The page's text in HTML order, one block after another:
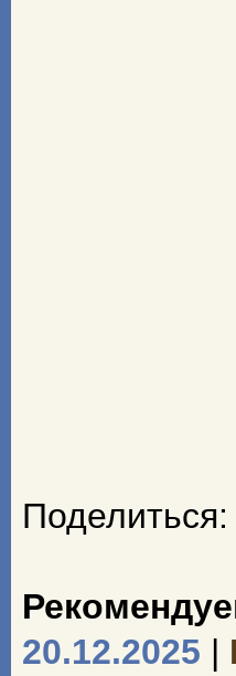
Поделиться:
20.12.2025 |